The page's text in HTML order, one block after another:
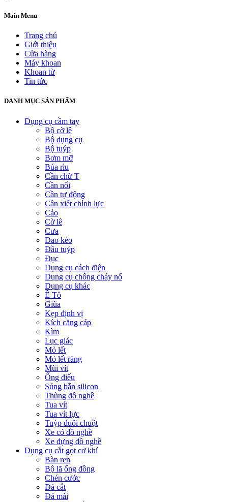
Main Menu
Trang chủ
Giới thiệu
Cửa hàng
Máy khoan
Khoan từ
Tin tức
DANH MỤC SẢN PHẨM
Dụng cụ cầm tay
Bộ cờ lê
Bộ dụng cụ
Bộ tuýp
Bơm mỡ
Búa rìu
Cần chữ T
Cần nối
Cần tự động
Cần xiết chỉnh lực
Cảo
Cờ lê
Cưa
Dao kéo
Đầu tuýp
Đục
Dụng cụ cách điện
Dụng cụ chống cháy nổ
Dụng cụ khác
Ê Tô
Giũa
Kẹp định vị
Kích căng cáp
Kìm
Lục giác
Mỏ lết
Mỏ lết răng
Mũi vít
Ống điếu
Súng bắn silicon
Thùng đồ nghề
Tua vít
Tua vít lực
Tuýp đuôi chuột
Xe có đồ nghề
Xe đựng đồ nghề
Dụng cụ cắt gọt cơ khí
Bàn ren
Bộ lã ống đồng
Chén cước
Đá cắt
Đá mài